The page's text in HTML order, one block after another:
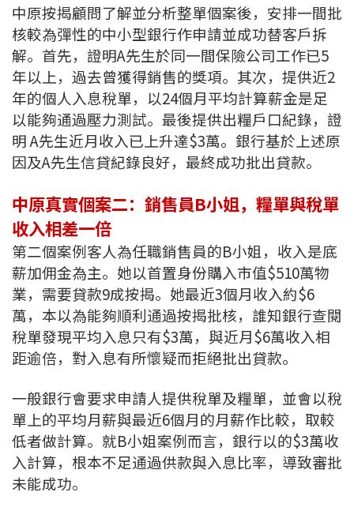
火險、家居、寵物保險
保險資訊專欄
聯絡我們
聯絡方法
條款及細則
私隱政策
简
本網頁所提供資料僅作參考用途。
若因錯漏而引致任何不便或損失，中原按揭概不負責。
2889 2886 / cmb@mail.centanet.com
中原地產 | 網上搵樓 |
中原工商舖
© 2026 中原按揭經紀有限公司 Centaline Mortgage Broker Limited 版權所有
條款及細則
私隱政策聲明
中原按揭顧問了解並分析整單個案後，安排一間批
核較為彈性的中小型銀行作申請並成功替客戶拆
解。首先，證明A先生於同一間保險公司工作已5
年以上，過去曾獲得銷售的獎項。其次，提供近2
年的個人入息稅單，以24個月平均計算薪金是足
以能夠通過壓力測試。最後提供出糧戶口紀錄，證
明 A先生近月收入已上升達$3萬。銀行基於上述原
因及A先生信貸紀錄良好，最終成功批出貸款。
中原真實個案二：銷售員B小姐，糧單與稅單
收入相差一倍
第二個案例客人為任職銷售員的B小姐，收入是底
薪加佣金為主。她以首置身份購入市值$510萬物
業，需要貸款9成按揭。她最近3個月收入約$6
萬，本以為能夠順利通過按揭批核，誰知銀行查閱
稅單發現平均入息只有$3萬，與近月$6萬收入相
距逾倍，對入息有所懷疑而拒絕批出貸款。
一般銀行會要求申請人提供稅單及糧單，並會以稅
單上的平均月薪與最近6個月的月薪作比較，取較
低者做計算。就B小姐案例而言，銀行以的$3萬收
入計算，根本不足通過供款與入息比率，導致審批
未能成功。